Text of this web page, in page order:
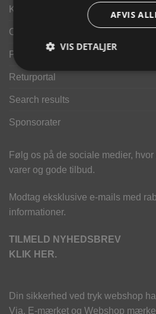
Kontakt os
Opdrætterrabat
Privatlivspolitik
Returportal
Search results
Sponsorater
Følg os på de sociale medier,
varer og gode tilbud.
Modtag eksklusive e-mails med
informationer.
TILMELD NYHEDSBREV
KLIK HER.
Din sikkerhed ved tryk webshop
Via. E-mærket og Webshop
AFVIS
VIS DETALJER